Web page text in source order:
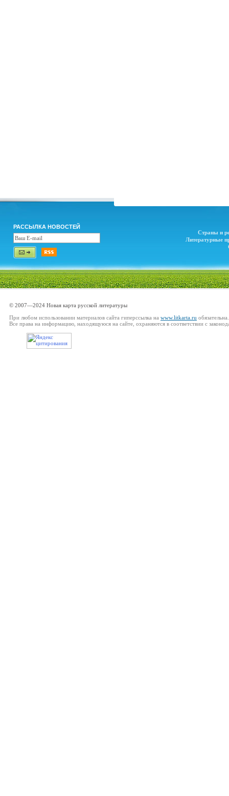
РАССЫЛКА НОВОСТЕЙ
Страны и
Литературные
© 2007—2024 Новая карта русской литературы
При любом использовании материалов сайта гиперссылка на www.litkarta.ru обязательна.
Все права на информацию, находящуюся на сайте, охраняются в соответствии с